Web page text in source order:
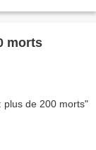
morts